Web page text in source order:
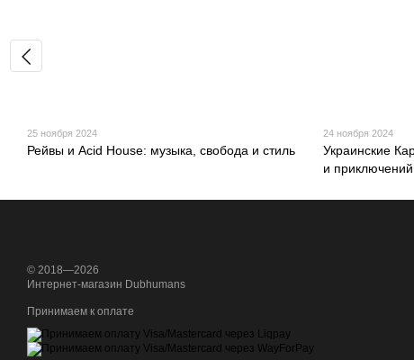
25 ноября 2024
Рейвы и Acid House: музыка, свобода и стиль
24 ноября 2024
Украинские
и приключений
© 2018—2026
Интернет-магазин Dubhumans
Принимаем к оплате